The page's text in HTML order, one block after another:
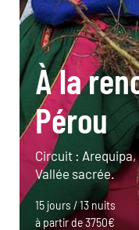
À la
Pérou
Circuit :
Vallée sacrée.
15 jours / 13 nuits
à partir de 3750€